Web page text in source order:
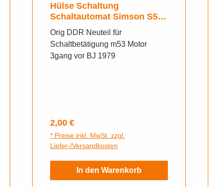
Hülse Schaltung
Schaltautomat Simson S50
KR51/1 SR4-2 SR4-3 SR4-4
DUO
Orig DDR Neuteil für
Schaltbetätigung m53 Motor
3gang vor BJ 1979
Regulärer Preis:
2,00 €
* Preise inkl. MwSt. zzgl.
Liefer-/Versandkosten
In den Warenkorb